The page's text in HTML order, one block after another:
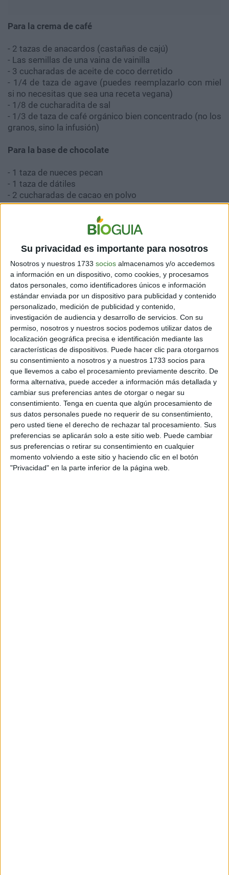
Su privacidad es importante para nosotros
Nosotros y nuestros 1733 socios almacenamos y/o accedemos
a información en un dispositivo, como cookies, y procesamos
datos personales, como identificadores únicos e información
estándar enviada por un dispositivo para publicidad y contenido
personalizado, medición de publicidad y contenido,
investigación de audiencia y desarrollo de servicios. Con su
permiso, nosotros y nuestros socios podemos utilizar datos de
localización geográfica precisa e identificación mediante las
características de dispositivos. Puede hacer clic para otorgarnos
su consentimiento a nosotros y a nuestros 1733 socios para
que llevemos a cabo el procesamiento previamente descrito. De
forma alternativa, puede acceder a información más detallada y
cambiar sus preferencias antes de otorgar o negar su
consentimiento. Tenga en cuenta que algún procesamiento de
sus datos personales puede no requerir de su consentimiento,
pero usted tiene el derecho de rechazar tal procesamiento. Sus
preferencias se aplicarán solo a este sitio web. Puede cambiar
sus preferencias o retirar su consentimiento en cualquier
momento volviendo a este sitio y haciendo clic en el botón
"Privacidad" en la parte inferior de la página web.
Para la crema de café
- 2 tazas de anacardos (castañas de cajú)
- Las semillas de una vaina de vainilla
- 3 cucharadas de aceite de coco derretido
- 1/4 de taza de agave (puedes reemplazarlo con miel
si no necesitas que sea una receta vegana)
- 1/8 de cucharadita de sal
- 1/3 de taza de café orgánico bien concentrado (no los
granos, sino la infusión)
Para la base de chocolate
- 1 taza de nueces pecan
- 1 taza de dátiles
- 2 cucharadas de cacao en polvo
- 1/8 de cucharadita de sal
- 1/4 de cucharadita de canela en polvo
- 1/2 taza de dátiles
- Suficiente agua o café como para sumergir por
completo los dátiles
- 1/2 cucharadita de sal
- 1 cucharada de mantequilla de nuez (es opcional, pero
si quieres usarla, aquí encontraras unareceta)
Nota:Otra alternativa es cubrir el pastel con chocolate
derretido o espolvorearlo con cacao en polvo. También
puedes usar algunos anacardos para decorarlo.